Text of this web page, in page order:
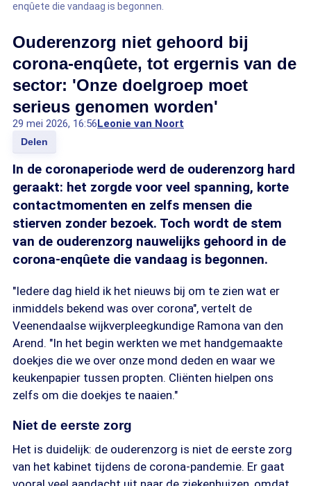
enqûete die vandaag is begonnen.
Ouderenzorg niet gehoord bij
corona-enqûete, tot ergernis van de
sector: 'Onze doelgroep moet
serieus genomen worden'
29 mei 2026, 16:56Leonie van Noort
Delen
In de coronaperiode werd de ouderenzorg hard
geraakt: het zorgde voor veel spanning, korte
contactmomenten en zelfs mensen die
stierven zonder bezoek. Toch wordt de stem
van de ouderenzorg nauwelijks gehoord in de
corona-enqûete die vandaag is begonnen.
"Iedere dag hield ik het nieuws bij om te zien wat er
inmiddels bekend was over corona", vertelt de
Veenendaalse wijkverpleegkundige Ramona van den
Arend. "In het begin werkten we met handgemaakte
doekjes die we over onze mond deden en waar we
keukenpapier tussen propten. Cliënten hielpen ons
zelfs om die doekjes te naaien."
Niet de eerste zorg
Het is duidelijk: de ouderenzorg is niet de eerste zorg
van het kabinet tijdens de corona-pandemie. Er gaat